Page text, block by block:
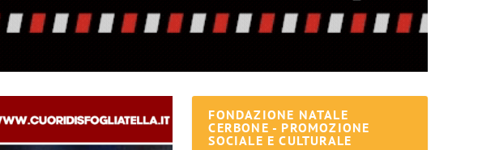
FONDAZIONE NATALE
CERBONE - PROMOZIONE
SOCIALE E CULTURALE